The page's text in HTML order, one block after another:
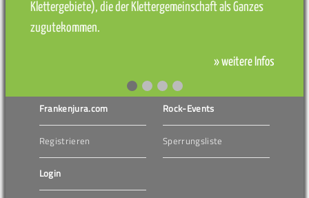
Klettergebiete), die der Klettergemeinschaft als Ganzes
zugutekommen.
» weitere Infos
Frankenjura.com
Registrieren
Login
Rock-Events
Sperrungsliste